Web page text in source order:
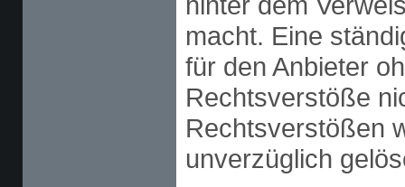
macht. Eine
für den Anbieter
Rechtsverstöße
Rechtsverstößen
unverzüglich